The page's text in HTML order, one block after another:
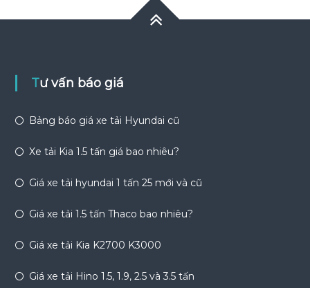
Tư vấn báo giá
Bảng báo giá xe tải Hyundai cũ
Xe tải Kia 1.5 tấn giá bao nhiêu?
Giá xe tải hyundai 1 tấn 25 mới và cũ
Giá xe tải 1.5 tấn Thaco bao nhiêu?
Giá xe tải Kia K2700 K3000
Giá xe tải Hino 1.5, 1.9, 2.5 và 3.5 tấn